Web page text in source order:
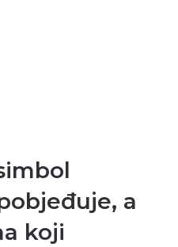
a
koji